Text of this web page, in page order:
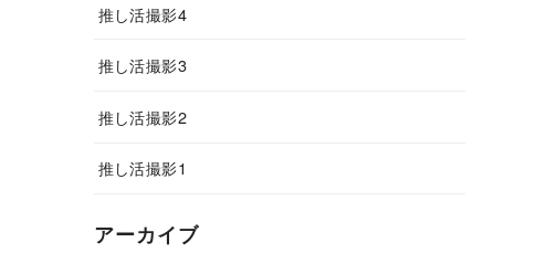
推し活撮影4
推し活撮影3
推し活撮影2
推し活撮影1
アーカイブ